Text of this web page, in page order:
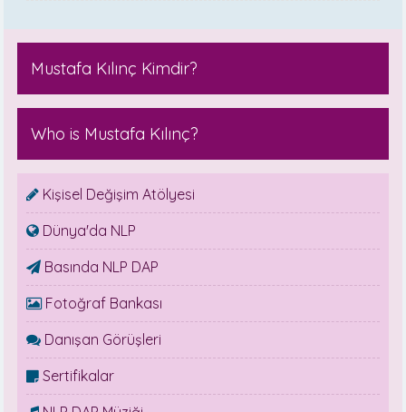
Mustafa Kılınç Kimdir?
Who is Mustafa Kılınç?
Kişisel Değişim Atölyesi
Dünya'da NLP
Basında NLP DAP
Fotoğraf Bankası
Danışan Görüşleri
Sertifikalar